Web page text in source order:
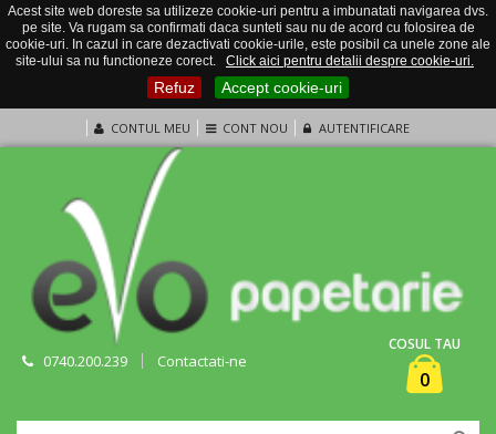
Acest site web doreste sa utilizeze cookie-uri pentru a imbunatati navigarea dvs.
pe site. Va rugam sa confirmati daca sunteti sau nu de acord cu folosirea de
cookie-uri. In cazul in care dezactivati cookie-urile, este posibil ca unele zone ale
site-ului sa nu functioneze corect.
Click aici pentru detalii despre cookie-uri.
Refuz Accept cookie-uri
CONTUL MEU CONT NOU AUTENTIFICARE
0740.200.239 Contactati-ne
COSUL TAU
0